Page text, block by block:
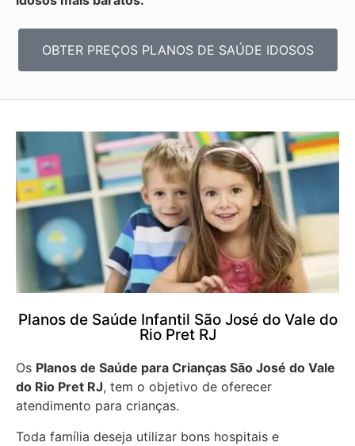
OBTER PREÇOS PLANOS DE SAÚDE IDOSOS
Planos de Saúde Infantil São José do Vale do
Rio Pret RJ
Os Planos de Saúde para Crianças São José do Vale
do Rio Pret RJ, tem o objetivo de oferecer
atendimento para crianças.
Toda família deseja utilizar bons hospitais e